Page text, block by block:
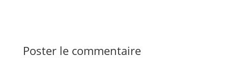
Poster le commentaire